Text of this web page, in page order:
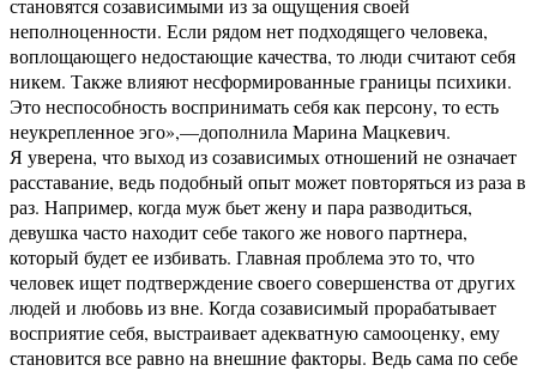
становятся созависимыми из за ощущения своей
неполноценности. Если рядом нет подходящего человека,
воплощающего недостающие качества, то люди считают себя
никем. Также влияют несформированные границы психики.
Это неспособность воспринимать себя как персону, то есть
неукрепленное эго»,—дополнила Марина Мацкевич.
Я уверена, что выход из созависимых отношений не означает
расставание, ведь подобный опыт может повторяться из раза в
раз. Например, когда муж бьет жену и пара разводиться,
девушка часто находит себе такого же нового партнера,
который будет ее избивать. Главная проблема это то, что
человек ищет подтверждение своего совершенства от других
людей и любовь из вне. Когда созависимый прорабатывает
восприятие себя, выстраивает адекватную самооценку, ему
становится все равно на внешние факторы. Ведь сама по себе